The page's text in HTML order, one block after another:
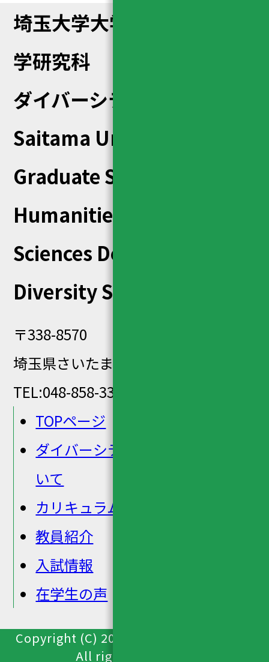
埼玉大学大学院 人文社会科
学研究科
ダイバーシティ科学専攻
Saitama University
Graduate School of
Humanities and Social
Sciences Department of
Diversity Studies
〒338-8570
埼玉県さいたま市桜区下大久保255
TEL:048-858-3320
TOPページ
ダイバーシティ科学専攻につ
いて
カリキュラム
教員紹介
入試情報
在学生の声
Copyright (C) 2025 Saitama University,
All rights reserved.